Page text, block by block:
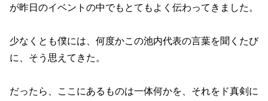
が昨日のイベントの中でもとてもよく伝わってきました。
少なくとも僕には、何度かこの池内代表の言葉を聞くたび
に、そう思えてきた。
だったら、ここにあるものは一体何かを、それをド真剣に